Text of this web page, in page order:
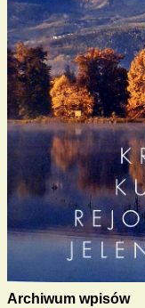
Archiwum wpisów